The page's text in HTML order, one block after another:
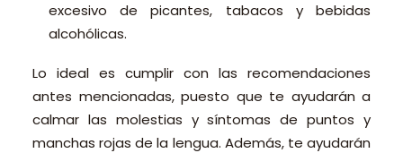
excesivo de picantes, tabacos y bebidas
alcohólicas.
Lo ideal es cumplir con las recomendaciones
antes mencionadas, puesto que te ayudarán a
calmar las molestias y síntomas de puntos y
manchas rojas de la lengua. Además, te ayudarán